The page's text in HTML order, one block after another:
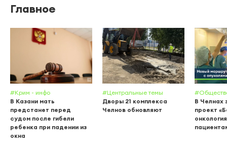
Главное
#Крим - инфо
В Казани мать
предстанет перед
судом после гибели
ребенка при падении из
окна
#Центральные темы
Дворы 21 комплекса
Челнов обновляют
В Челнах
проект